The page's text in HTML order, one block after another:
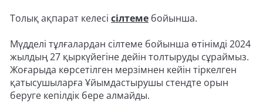
Толық ақпарат келесі сілтеме бойынша.
Мүдделі тұлғалардан сілтеме бойынша өтінімді 2024
жылдың 27 қыркүйегіне дейін толтыруды сұраймыз.
Жоғарыда көрсетілген мерзімнен кейін тіркелген
қатысушыларға Ұйымдастырушы стендте орын
беруге кепілдік бере алмайды.